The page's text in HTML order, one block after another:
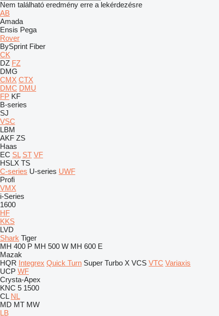
Nem található eredmény erre a lekérdezésre
AB
Amada
Ensis Pega
Rover
BySprint Fiber
CK
DZ FZ
DMG
CMX CTX
DMC DMU
FP KF
B-series
SJ
VSC
LBM
AKF ZS
Haas
EC SL ST VF
HSLX TS
C-series U-series UWF
Profi
VMX
i-Series
1600
HF
KKS
LVD
Shark Tiger
MH 400 P MH 500 W MH 600 E
Mazak
HQR Integrex Quick Turn Super Turbo X VCS VTC Variaxis
UCP WF
Crysta-Apex
KNC 5 1500
CL NL
MD MT MW
LB